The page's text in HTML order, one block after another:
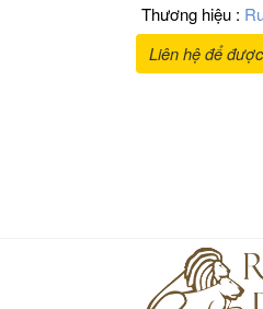
Thương hiệu :
Liên hệ để